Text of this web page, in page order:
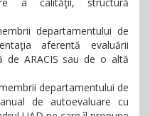
departamentului de
aferentă evaluării
de ARACIS sau de o altă
departamentului de
de autoevaluare cu